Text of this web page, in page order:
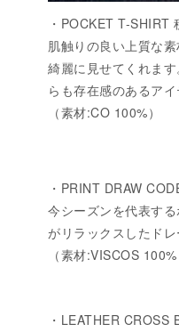
・POCKET T-
肌触りの良い上質な
綺麗に見せてくれま
らも存在感のあるア
（素材:CO 100%）
・PRINT DRAW
今シーズンを代表す
がリラックスしたド
（素材:VISCOS
・LEATHER